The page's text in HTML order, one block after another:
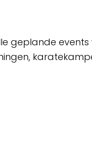
geplande